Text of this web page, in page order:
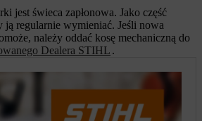
jest świeca zapłonowa. Jako część
ją regularnie wymieniać. Jeśli nowa
należy oddać kosę mechaniczną do
Dealera STIHL .